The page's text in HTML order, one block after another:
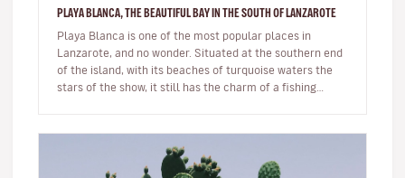
PLAYA BLANCA, THE BEAUTIFUL BAY IN THE SOUTH OF LANZAROTE
Playa Blanca is one of the most popular places in
Lanzarote, and no wonder. Situated at the southern end
of the island, with its beaches of turquoise waters the
stars of the show, it still has the charm of a fishing